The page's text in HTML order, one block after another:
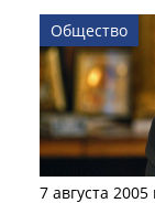
Общество
7 августа